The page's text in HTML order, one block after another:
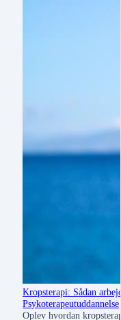
Kropsterapi: Sådan
Psykoterapeutuddannelse
Oplev hvordan